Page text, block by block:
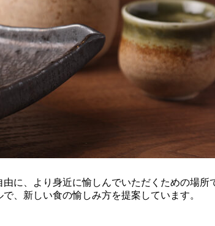
に、より身近に愉しんでいただくための場所
、新しい食の愉しみ方を提案しています。